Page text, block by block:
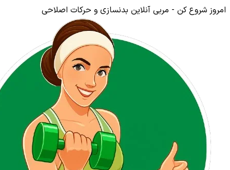
امروز شروع کن - مربی آنلاین بدنسازی و حرکات اصلاحی